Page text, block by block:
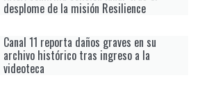
desplome de la misión Resilience
Canal 11 reporta daños graves en su
archivo histórico tras ingreso a la
videoteca